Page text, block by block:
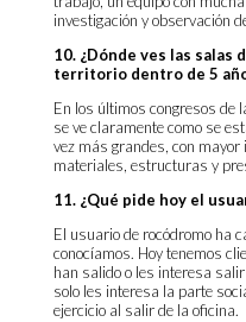
investigación y observación
10. ¿Dónde ves las salas
territorio dentro de 5
En los últimos congresos
se ve claramente como se
vez más grandes, con mayor
materiales, estructuras y
11. ¿Qué pide hoy el
El usuario de rocódromo ha
conocíamos. Hoy tenemos
han salido o les interesa
solo les interesa la parte
ejercicio al salir de la oficina.